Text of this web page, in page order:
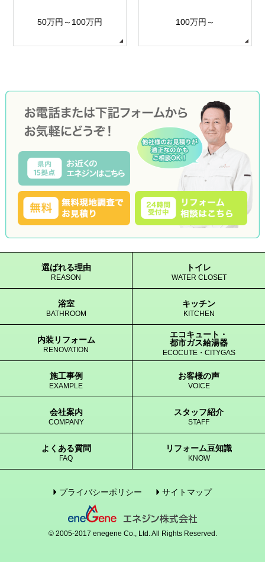
50万円～100万円 100万円～
選ばれる理由
REASON
トイレ
WATER CLOSET
浴室
BATHROOM
キッチン
KITCHEN
内装リフォーム
RENOVATION
エコキュート・
都市ガス給湯器
ECOCUTE・CITYGAS
施工事例
EXAMPLE
お客様の声
VOICE
会社案内
COMPANY
スタッフ紹介
STAFF
よくある質問
FAQ
リフォーム豆知識
KNOW
プライバシーポリシー サイトマップ
© 2005-2017 enegene Co., Ltd. All Rights Reserved.